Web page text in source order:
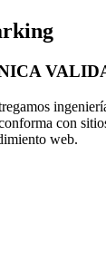
con
web.